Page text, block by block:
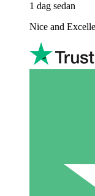
1 dag sedan
Nice and